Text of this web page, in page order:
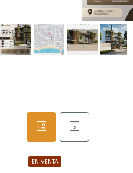
EN VENTA